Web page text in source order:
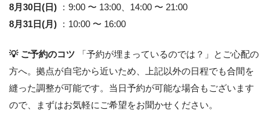
8月30日(日)
：9:00 〜 13:00、14:00 〜 21:00
8月31日(月)
：10:00 〜 16:00
💡 ご予約のコツ 「予約が埋まっているのでは？」とご心配の
方へ。拠点が自宅から近いため、上記以外の日程でも合間を
縫った調整が可能です。当日予約が可能な場合もございます
ので、まずはお気軽にご希望をお聞かせください。